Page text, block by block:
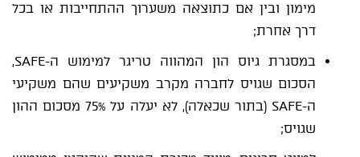
מימון ובין אם כתוצאה משערוך ההתחייבות או בכל
דרך אחרת;
במסגרת גיוס הון המהווה טריגר למימוש ה-SAFE,
הסכום שגויס לחברה מקרב משקיעים שהם משקיעי
ה-SAFE (בתור שכאלה), לא יעלה על 75% מסכום ההון
שגויס;